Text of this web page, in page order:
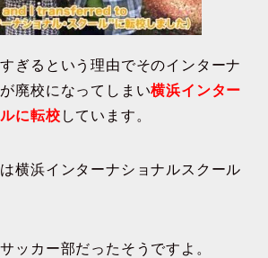
ぎるという理由でそのインターナ
廃校になってしまい横浜インター
に転校 しています。
横浜インターナショナルスクール
ッカー部だったそうですよ。